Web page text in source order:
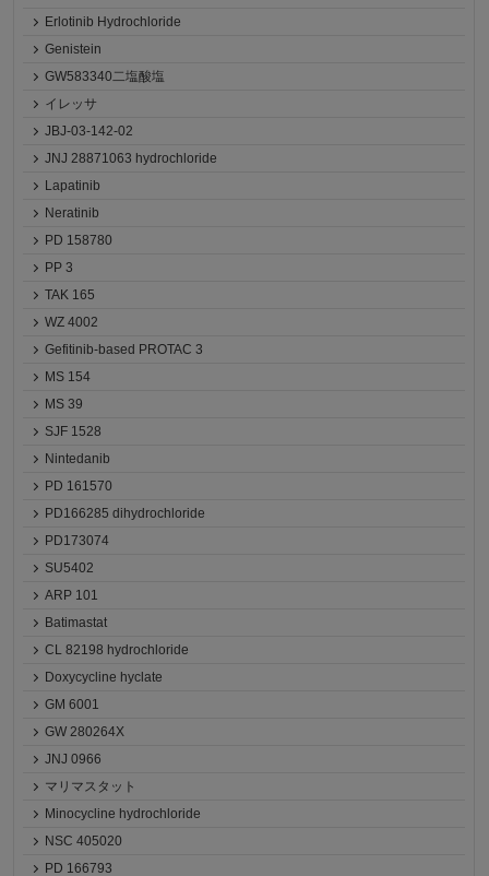
Erlotinib Hydrochloride
Genistein
GW583340二塩酸塩
イレッサ
JBJ-03-142-02
JNJ 28871063 hydrochloride
Lapatinib
Neratinib
PD 158780
PP 3
TAK 165
WZ 4002
Gefitinib-based PROTAC 3
MS 154
MS 39
SJF 1528
Nintedanib
PD 161570
PD166285 dihydrochloride
PD173074
SU5402
ARP 101
Batimastat
CL 82198 hydrochloride
Doxycycline hyclate
GM 6001
GW 280264X
JNJ 0966
マリマスタット
Minocycline hydrochloride
NSC 405020
PD 166793